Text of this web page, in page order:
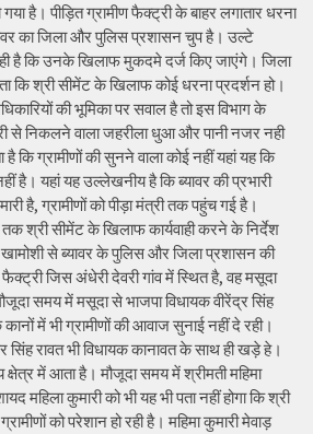
गया है। पीड़ित ग्रामीण फैक्ट्री के बाहर लगातार धरना
का जिला और पुलिस प्रशासन चुप है। उल्टे
है कि उनके खिलाफ मुकदमे दर्ज किए जाएंगे। जिला
कि श्री सीमेंट के खिलाफ कोई धरना प्रदर्शन हो।
की भूमिका पर सवाल है तो इस विभाग के
से निकलने वाला जहरीला धुआ और पानी नजर नही
कि ग्रामीणों की सुनने वाला कोई नहीं यहां यह कि
है। यहां यह उल्लेखनीय है कि ब्यावर की प्रभारी
है, ग्रामीणों को पीड़ा मंत्री तक पहुंच गई है।
श्री सीमेंट के खिलाफ कार्यवाही करने के निर्देश
खामोशी से ब्यावर के पुलिस और जिला प्रशासन की
जिस अंधेरी देवरी गांव में स्थित है, वह मसूदा
समय में मसूदा से भाजपा विधायक वीरेंद्र सिंह
में भी ग्रामीणों की आवाज सुनाई नहीं दे रही।
सिंह रावत भी विधायक कानावत के साथ ही खड़े हे।
में आता है। मौजूदा समय में श्रीमती महिमा
महिला कुमारी को भी यह भी पता नहीं होगा कि श्री
को परेशान हो रही है। महिमा कुमारी मेवाड़